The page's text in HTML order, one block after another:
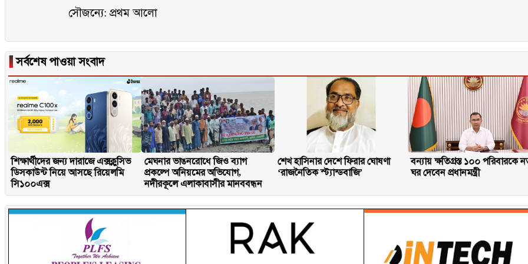
সৌজন্যে: প্রথম আলো
▐সর্বশেষ পাওয়া সংবাদ
শিক্ষার্থীদের জন্য দারাজে এক্সক্লুসিভ
ডিসকাউন্ট নিয়ে আসছে রিয়েলমি
সি১০০এক্স
মেঘনার ভাঙনরোধে জিও ব্যাগ
প্রকল্পে অনিয়মের অভিযোগ,
নদীরকূলে এলাকাবাসীর মানববন্ধন
শেখ হাসিনার দেশে ফিরার ঘোষণা
‘রাজনৈতিক স্ট্যান্ডবাজি’
বন্যায় ক্ষতিগ্রস্ত ১০০ পরিবারকে
ঘর দেবেন প্রধানমন্ত্রী